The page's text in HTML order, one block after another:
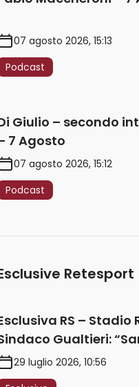
07 agosto 2026, 15:13
Podcast
Giulio – secondo
7 Agosto
07 agosto 2026, 15:12
Podcast
Retesport
RS – Stadio
Gualtieri:
del mondo.
politica. Prima
29 luglio 2026, 10:56